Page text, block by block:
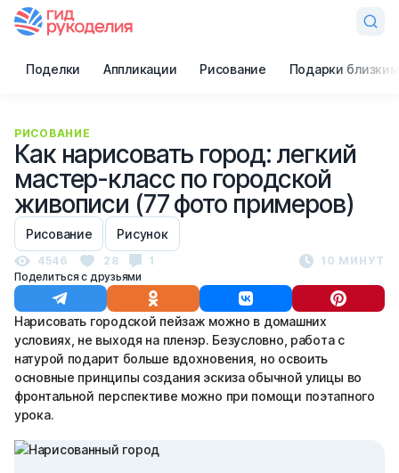
Поделки Аппликации Рисование Подарки близким
РИСОВАНИЕ
Как нарисовать город: легкий
мастер-класс по городской
живописи (77 фото примеров)
Рисование Рисунок
4546 28 1
10 МИНУТ
Поделиться с друзьями
Нарисовать городской пейзаж можно в домашних
условиях, не выходя на пленэр. Безусловно, работа с
натурой подарит больше вдохновения, но освоить
основные принципы создания эскиза обычной улицы во
фронтальной перспективе можно при помощи поэтапного
урока.